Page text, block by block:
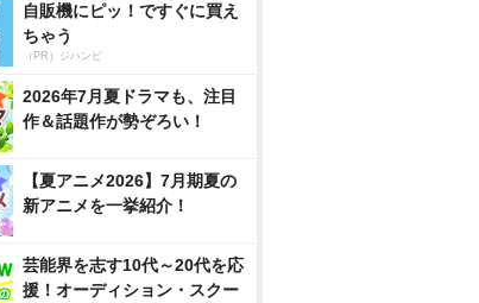
自販機にピッ！ですぐに買え
ちゃう
（PR）ジハンピ
2026年7月夏ドラマも、注目
作＆話題作が勢ぞろい！
【夏アニメ2026】7月期夏の
新アニメを一挙紹介！
芸能界を志す10代～20代を応
援！オーディション・スクー